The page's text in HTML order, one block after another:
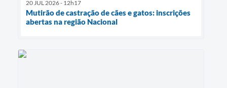
20 JUL 2026 - 12h17
Mutirão de castração de cães e gatos: inscrições
abertas na região Nacional